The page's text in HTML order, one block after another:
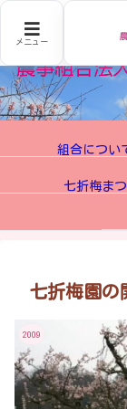
組合につ
七折梅ま
七折梅園
2009
メニュー